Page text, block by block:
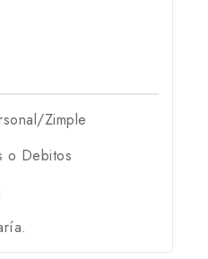
Zimple
o Debitos